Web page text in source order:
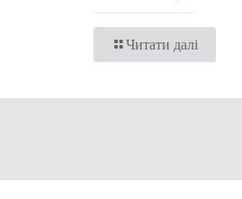
Читати далі